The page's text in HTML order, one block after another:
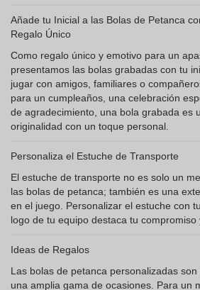
Añade tu Inicial a las Bolas de Petanca
Regalo Único
Como regalo único y emotivo para un
presentamos las bolas grabadas con tu
jugar con amigos, familiares o
para un cumpleaños, una celebración
de agradecimiento, una bola grabada es
originalidad con un toque personal.
Personaliza el Estuche de Transporte
El estuche de transporte no es solo un
las bolas de petanca; también es una
en el juego. Personalizar el estuche con
logo de tu equipo destaca tu compromiso
Ideas de Regalos
Las bolas de petanca personalizadas
una amplia gama de ocasiones. Para un